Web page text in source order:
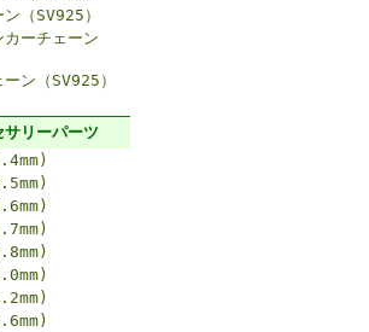
（SV925）
ーチェーン
ン（SV925）
リーパーツ